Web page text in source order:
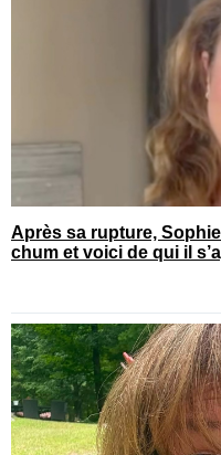
Après sa rupture,
chum et voici de qui il